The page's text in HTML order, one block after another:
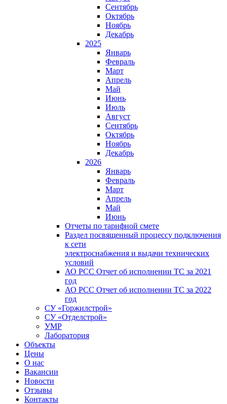
Сентябрь
Октябрь
Ноябрь
Декабрь
2025
Январь
Февраль
Март
Апрель
Май
Июнь
Июль
Август
Сентябрь
Октябрь
Ноябрь
Декабрь
2026
Январь
Февраль
Март
Апрель
Май
Июнь
Отчеты по тарифной смете
Раздел посвященный процессу подключения
к сети
электроснабжения и выдачи технических
условий
АО РСС Отчет об исполнении ТС за 2021
год
АО РСС Отчет об исполнении ТС за 2022
год
СУ «Горжилстрой»
СУ «Отделстрой»
УМР
Лаборатория
Объекты
Цены
О нас
Вакансии
Новости
Отзывы
Контакты